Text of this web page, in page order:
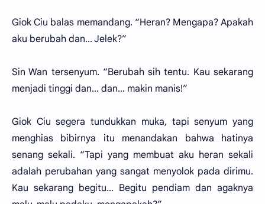
Giok Ciu balas memandang. “Heran? Mengapa? Apakah
aku berubah dan... Jelek?”
Sin Wan tersenyum. “Berubah sih tentu. Kau sekarang
menjadi tinggi dan... dan... makin manis!”
Giok Ciu segera tundukkan muka, tapi senyum yang
menghias bibirnya itu menandakan bahwa hatinya
senang sekali. “Tapi yang membuat aku heran sekali
adalah perubahan yang sangat menyolok pada dirimu.
Kau sekarang begitu... Begitu pendiam dan agaknya